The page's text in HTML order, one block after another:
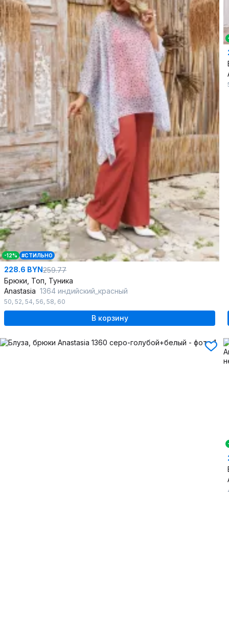
-12% #СТИЛЬНО
228.6 BYN259.77
Брюки, Топ, Туника
Anastasia 1364 индийский_красный
50, 52, 54, 56, 58, 60
В корзину